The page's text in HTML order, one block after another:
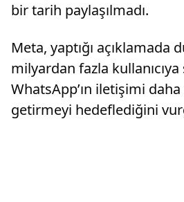
bir tarih paylaşılmadı.
Meta, yaptığı açıklamada
milyardan fazla
WhatsApp’ın iletişimi
getirmeyi hedeflediğini